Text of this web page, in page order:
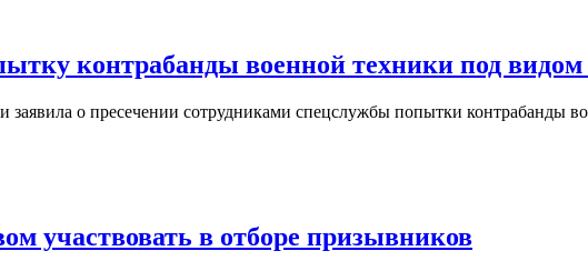
контрабанды военной техники под
о пресечении сотрудниками спецслужбы попытки
участвовать в отборе призывников